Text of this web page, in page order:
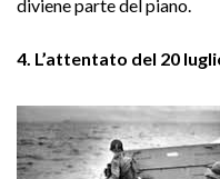
diviene parte del piano.
4. L’attentato del 20